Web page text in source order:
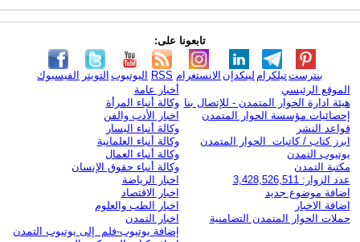
تابعونا على:
الفيسبوك التويتر اليوتيوب RSS الانستغرام لينكدإن تيلكرامبنترست
الموقع الرئيسي
هيئة ادارة الحوار المتمدن - للإتصال بنا
إحصائيات مؤسسة الحوار المتمدن
قواعد النشر
ابرز كتاب / كاتبات الحوار المتمدن
يوتيوب التمدن
مكتبة التمدن
عدد الزوار: 3,428,526,511
اضافة موضوع جديد
اضافة الاخبار
حملات الحوار المتمدن التضامنية
أخبار عامة
وكالة أنباء المرأة
اخبار الأدب والفن
وكالة أنباء اليسار
وكالة أنباء العلمانية
وكالة أنباء العمال
وكالة أنباء حقوق الإنسان
اخبار الرياضة
اخبار الاقتصاد
اخبار الطب والعلوم
اخبار التمدن
إضافة يوتيوب-فلم إلى يوتيوب التمدن